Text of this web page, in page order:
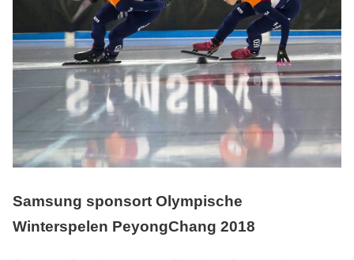
Samsung sponsort Olympische
Winterspelen PeyongChang 2018